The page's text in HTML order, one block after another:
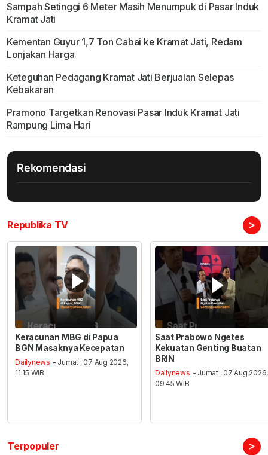
Sampah Setinggi 6 Meter Masih Menumpuk di Pasar Induk
Kramat Jati
Kementan Guyur 1,7 Ton Cabai ke Kramat Jati, Redam
Lonjakan Harga
Keteguhan Pedagang Kramat Jati Berjualan Selepas
Kebakaran
Pramono Targetkan Renovasi Pasar Induk Kramat Jati
Rampung Lima Hari
Rekomendasi
Republika TV >
Keracunan MBG di Papua
BGN Masaknya Kecepatan
Dailynews - Jumat , 07 Aug 2026,
11:15 WIB
Saat Prabowo Ngetes
Kekuatan Genting Buatan
BRIN
Dailynews - Jumat , 07 Aug 2026,
09:45 WIB
Terpopuler >